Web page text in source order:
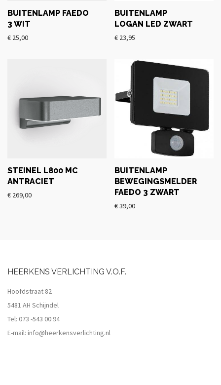
BUITENLAMP FAEDO
3 WIT
€ 25,00
BUITENLAMP
LOGAN LED ZWART
€ 23,95
STEINEL L800 MC
ANTRACIET
€ 269,00
BUITENLAMP
BEWEGINGSMELDER
FAEDO 3 ZWART
€39,00
HEERKENS VERLICHTING V.O.F.
Hoofdstraat 82
5481 AH Schijndel
Tel: 073 -543 00 94
E-mail: info@heerkensverlichting.nl